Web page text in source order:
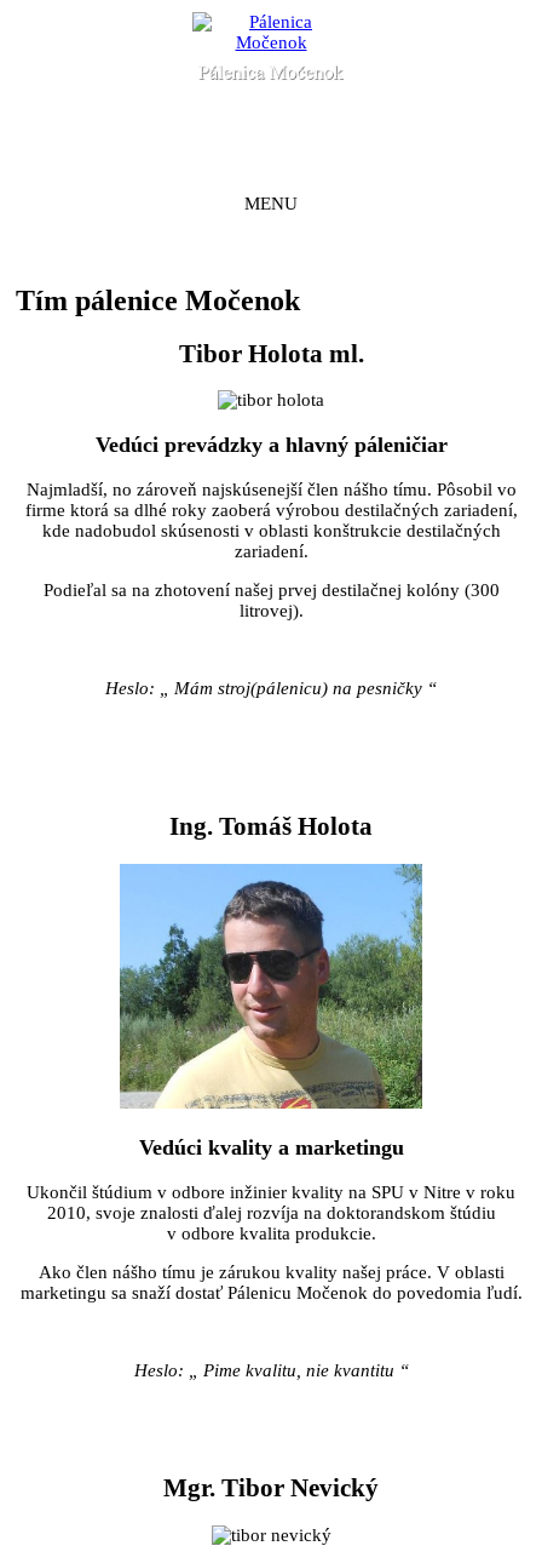
MENU
Tím pálenice Močenok
Tibor Holota ml.
Vedúci prevádzky a hlavný páleničiar
Najmladší, no zároveň najskúsenejší člen nášho tímu. Pôsobil vo
firme ktorá sa dlhé roky zaoberá výrobou destilačných zariadení,
kde nadobudol skúsenosti v oblasti konštrukcie destilačných
zariadení.
Podieľal sa na zhotovení našej prvej destilačnej kolóny (300
litrovej).
Heslo: „ Mám stroj(pálenicu) na pesničky “
Ing. Tomáš Holota
Vedúci kvality a marketingu
Ukončil štúdium v odbore inžinier kvality na SPU v Nitre v roku
2010, svoje znalosti ďalej rozvíja na doktorandskom štúdiu
v odbore kvalita produkcie.
Ako člen nášho tímu je zárukou kvality našej práce. V oblasti
marketingu sa snaží dostať Pálenicu Močenok do povedomia ľudí.
Heslo: „ Pime kvalitu, nie kvantitu “
Mgr. Tibor Nevický